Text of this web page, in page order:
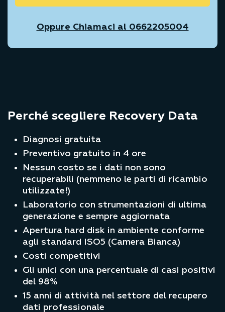
Oppure Chiamaci al 0662205004
Perché scegliere Recovery Data
Diagnosi gratuita
Preventivo gratuito in 4 ore
Nessun costo se i dati non sono
recuperabili (nemmeno le parti di ricambio
utilizzate!)
Laboratorio con strumentazioni di ultima
generazione e sempre aggiornata
Apertura hard disk in ambiente conforme
agli standard ISO5 (Camera Bianca)
Costi competitivi
Gli unici con una percentuale di casi positivi
del 98%
15 anni di attività nel settore del recupero
dati professionale